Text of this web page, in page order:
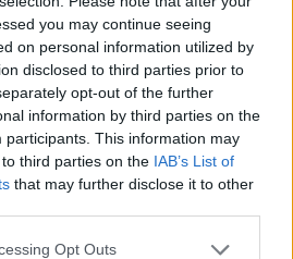
you may continue seeing
on personal information utilized by
disclosed to third parties prior to
opt-out of the further
information by third parties on the
participants. This information may
third parties on the IAB’s List of
that may further disclose it to other
Opt Outs